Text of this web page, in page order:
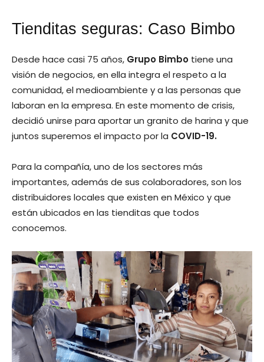
Tienditas seguras: Caso Bimbo
Desde hace casi 75 años, Grupo Bimbo tiene una
visión de negocios, en ella integra el respeto a la
comunidad, el medioambiente y a las personas que
laboran en la empresa. En este momento de crisis,
decidió unirse para aportar un granito de harina y que
juntos superemos el impacto por la COVID-19.
Para la compañía, uno de los sectores más
importantes, además de sus colaboradores, son los
distribuidores locales que existen en México y que
están ubicados en las tienditas que todos
conocemos.